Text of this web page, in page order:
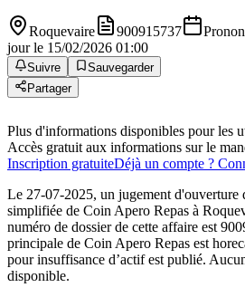
Roquevaire 900915737
jour le 15/02/2026 01:00
Suivre
Sauvegarder
Partager
Plus d'informations disponibles pour les
Accès gratuit aux informations sur le
Inscription gratuiteDéjà un compte ?
Le 27-07-2025, un jugement
simplifiée de Coin Apero Repas à
numéro de dossier de cette affaire est
principale de Coin Apero Repas est
pour insuffisance d’actif est publié.
disponible.